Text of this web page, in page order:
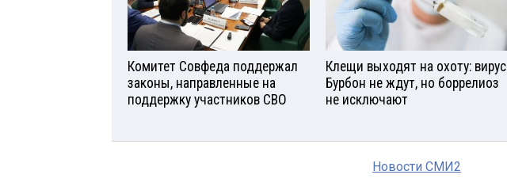
Комитет Совфеда поддержал
законы, направленные на
поддержку участников СВО
Клещи выходят на охоту: вирус
Бурбон не ждут, но боррелиоз
не исключают
Новости СМИ2